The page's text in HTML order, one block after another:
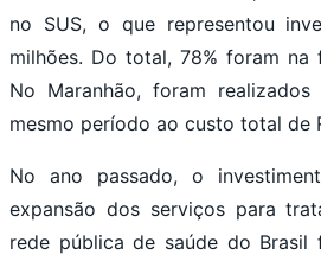
no SUS, o que representou
milhões. Do total, 78% foram na
No Maranhão, foram
mesmo período ao custo total de
No ano passado, o
expansão dos serviços para
rede pública de saúde do Brasil